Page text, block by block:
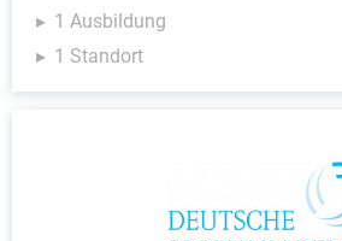
1 Ausbildung
1 Standort